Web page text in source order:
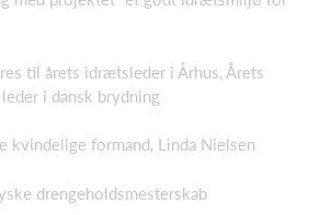
til årets idrætsleder i Århus, Årets
i dansk brydning
kvindelige formand, Linda Nielsen
drengeholdsmesterskab